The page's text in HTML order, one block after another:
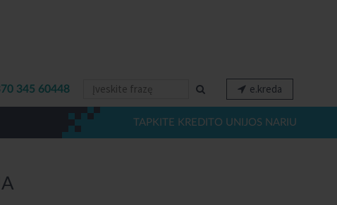
345 60448 e.kreda
TAPKITE KREDITO UNIJOS NARIU